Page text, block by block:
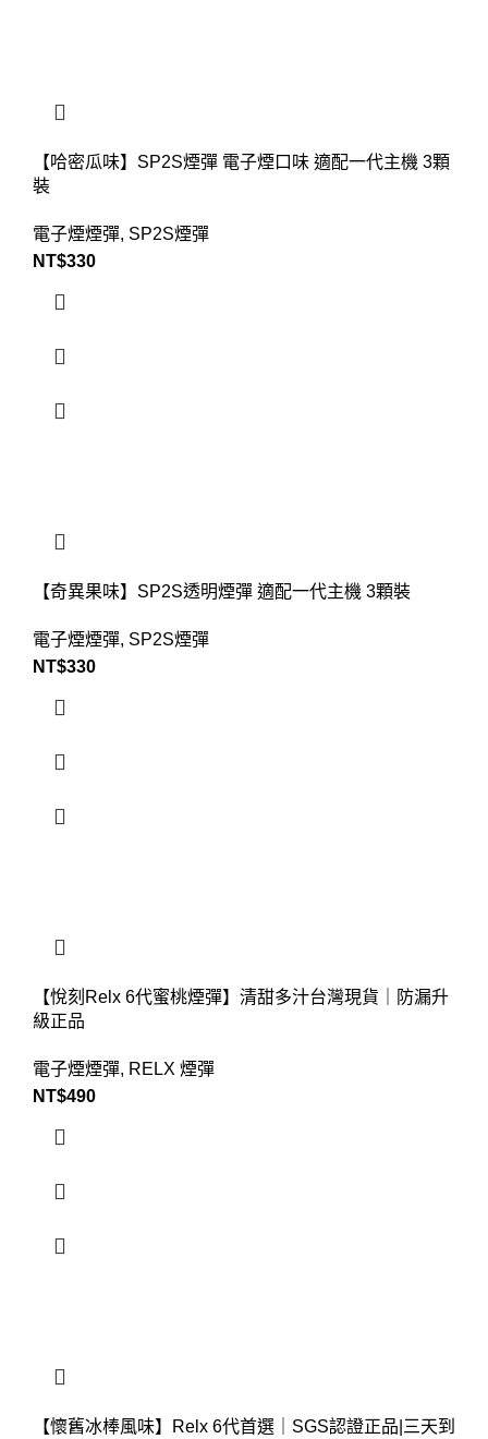
【哈密瓜味】SP2S煙彈 電子煙口味 適配一代主機 3顆
裝
電子煙煙彈, SP2S煙彈
NT$330
【奇異果味】SP2S透明煙彈 適配一代主機 3顆裝
電子煙煙彈, SP2S煙彈
NT$330
【悅刻Relx 6代蜜桃煙彈】清甜多汁台灣現貨｜防漏升
級正品
電子煙煙彈, RELX 煙彈
NT$490
【懷舊冰棒風味】Relx 6代首選｜SGS認證正品|三天到